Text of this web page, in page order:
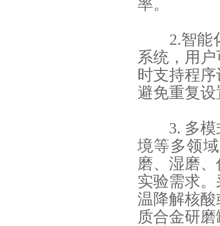
率。
2.智能化
系统，用
时支持程
避免重复设
3. 多模式
境等多领
磨、湿磨
实验需求。
温降解核
质合金研